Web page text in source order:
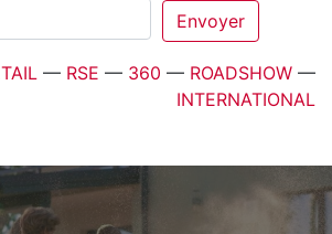
— RSE — 360 — ROADSHOW —
INTERNATIONAL